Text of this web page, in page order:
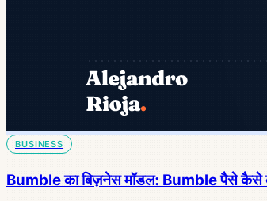
BUSINESS
Bumble का बिज़नेस मॉडल: Bumble पैसे कैसे